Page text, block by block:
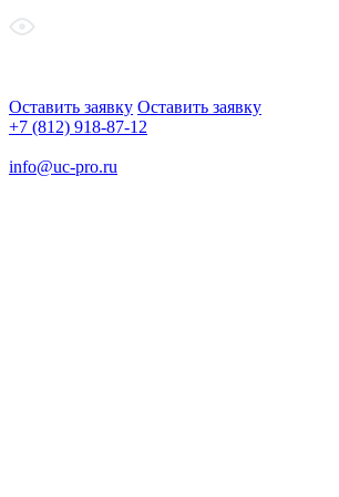
Оставить заявку Оставить заявку
+7 (812) 918-87-12
info@uc-pro.ru